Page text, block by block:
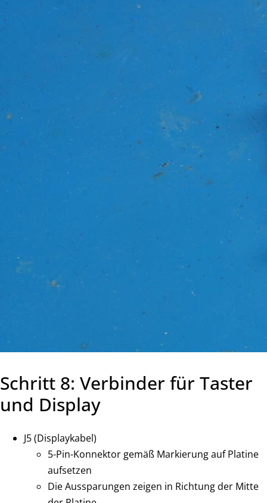
Schritt 8: Verbinder für Taster
und Display
J5 (Displaykabel)
5-Pin-Konnektor gemäß Markierung auf Platine
aufsetzen
Die Aussparungen zeigen in Richtung der Mitte